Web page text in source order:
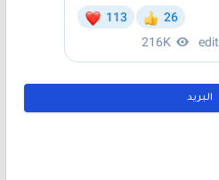
البريد